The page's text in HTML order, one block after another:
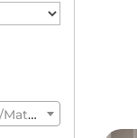
Cualquier Acabado/Material